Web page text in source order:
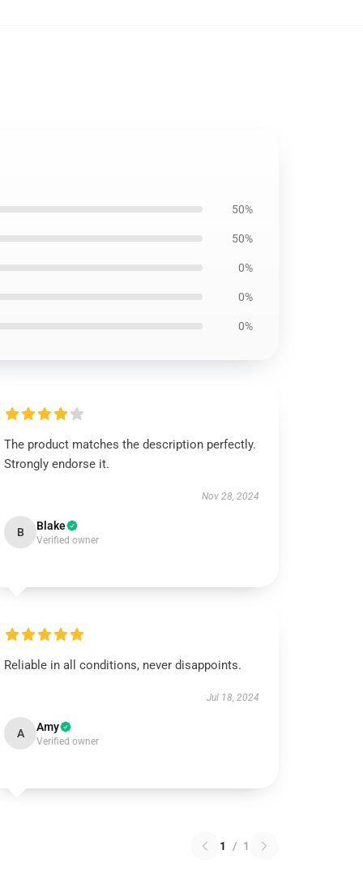
50%
50%
0%
0%
0%
The product matches the description perfectly.
Strongly endorse it.
Nov 28, 2024
B Blake
Verified owner
Reliable in all conditions, never disappoints.
Jul 18, 2024
A Amy
Verified owner
1 / 1